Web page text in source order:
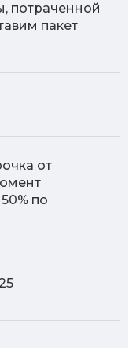
потраченной
пакет
от
по